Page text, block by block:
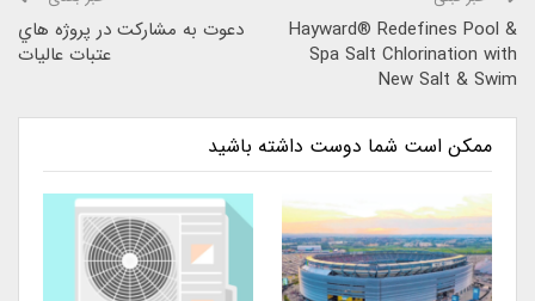
Hayward® Redefines Pool &
Spa Salt Chlorination with
New Salt & Swim
دعوت به مشاركت در پروژه هاي
عتبات عاليات
ممکن است شما دوست داشته باشید